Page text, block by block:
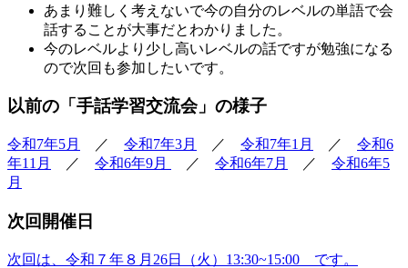
あまり難しく考えないで今の自分のレベルの単語で会
話することが大事だとわかりました。
今のレベルより少し高いレベルの話ですが勉強になる
ので次回も参加したいです。
以前の「手話学習交流会」の様子
令和7年5月 ／ 令和7年3月 ／ 令和7年1月 ／ 令和6
年11月
／ 令和6年9月 ／ 令和6年7月 ／ 令和6年5
月
次回開催日
次回は、令和７年８月26日（火）13:30~15:00 です。